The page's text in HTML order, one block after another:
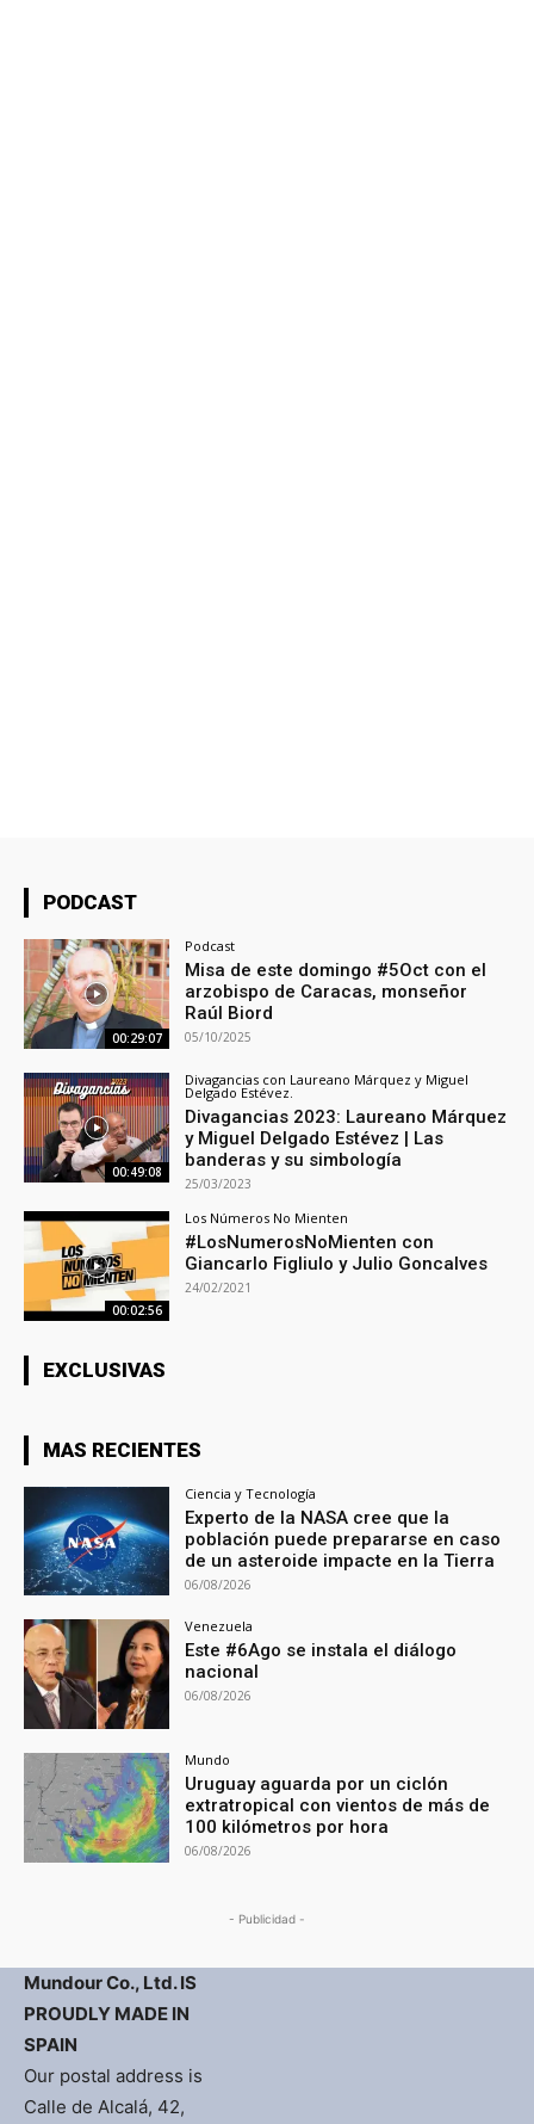
PODCAST
00:29:07
Podcast
Misa de este domingo #5Oct con el
arzobispo de Caracas, monseñor
Raúl Biord
05/10/2025
00:49:08
Divagancias con Laureano Márquez y Miguel
Delgado Estévez.
Divagancias 2023: Laureano Márquez
y Miguel Delgado Estévez | Las
banderas y su simbología
25/03/2023
00:02:56
Los Números No Mienten
#LosNumerosNoMienten con
Giancarlo Figliulo y Julio Goncalves
24/02/2021
EXCLUSIVAS
MAS RECIENTES
Ciencia y Tecnología
Experto de la NASA cree que la
población puede prepararse en caso
de un asteroide impacte en la Tierra
06/08/2026
Venezuela
Este #6Ago se instala el diálogo
nacional
06/08/2026
Mundo
Uruguay aguarda por un ciclón
extratropical con vientos de más de
100 kilómetros por hora
06/08/2026
- Publicidad -
Mundour Co., Ltd. IS
PROUDLY MADE IN
SPAIN
Our postal address is
Calle de Alcalá, 42,